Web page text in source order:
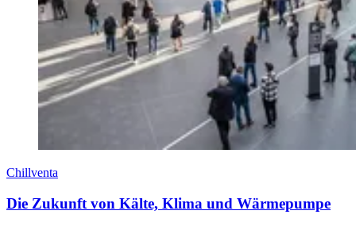
Chillventa
Die Zukunft von Kälte, Klima und Wärmepumpe